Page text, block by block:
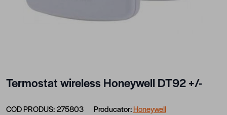
Termostat wireless Honeywell DT92 +/-
COD PRODUS:275803 Producator:Honeywell